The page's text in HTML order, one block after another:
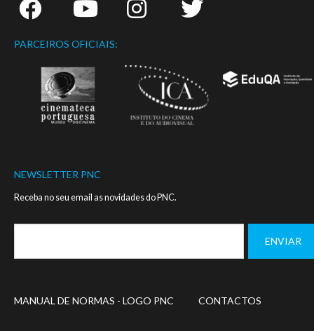
PARCEIROS OFICIAIS:
NEWSLETTER PNC
Receba no seu email as novidades do PNC.
Footer
MANUAL DE NORMAS - LOGO PNC CONTACTOS